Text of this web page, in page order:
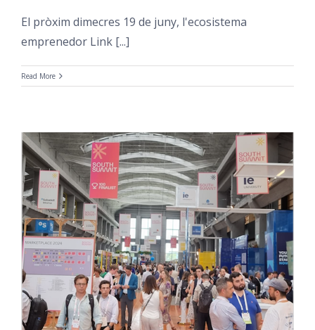
El pròxim dimecres 19 de juny, l'ecosistema
emprenedor Link [...]
Read More